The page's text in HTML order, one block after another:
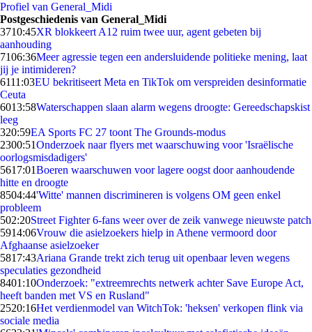
Profiel van General_Midi
Postgeschiedenis van General_Midi
3710:45XR blokkeert A12 ruim twee uur, agent gebeten bij
aanhouding
7106:36Meer agressie tegen een andersluidende politieke mening, laat
jij je intimideren?
6111:03EU bekritiseert Meta en TikTok om verspreiden desinformatie
Ceuta
6013:58Waterschappen slaan alarm wegens droogte: Gereedschapskist
leeg
320:59EA Sports FC 27 toont The Grounds-modus
2300:51Onderzoek naar flyers met waarschuwing voor 'Israëlische
oorlogsmisdadigers'
5617:01Boeren waarschuwen voor lagere oogst door aanhoudende
hitte en droogte
8504:44'Witte' mannen discrimineren is volgens OM geen enkel
probleem
502:20Street Fighter 6-fans weer over de zeik vanwege nieuwste patch
5914:06Vrouw die asielzoekers hielp in Athene vermoord door
Afghaanse asielzoeker
5817:43Ariana Grande trekt zich terug uit openbaar leven wegens
speculaties gezondheid
8401:10Onderzoek: "extreemrechts netwerk achter Save Europe Act,
heeft banden met VS en Rusland"
2520:16Het verdienmodel van WitchTok: 'heksen' verkopen flink via
sociale media